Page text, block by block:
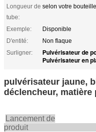
Longueur de
tube:
selon votre bouteille
Exemple:
Disponible
D'entité:
Non flaque
Surligner:
Pulvérisateur de
Pulvérisateur en
pulvérisateur jaune,
déclencheur, matière
Lancement de